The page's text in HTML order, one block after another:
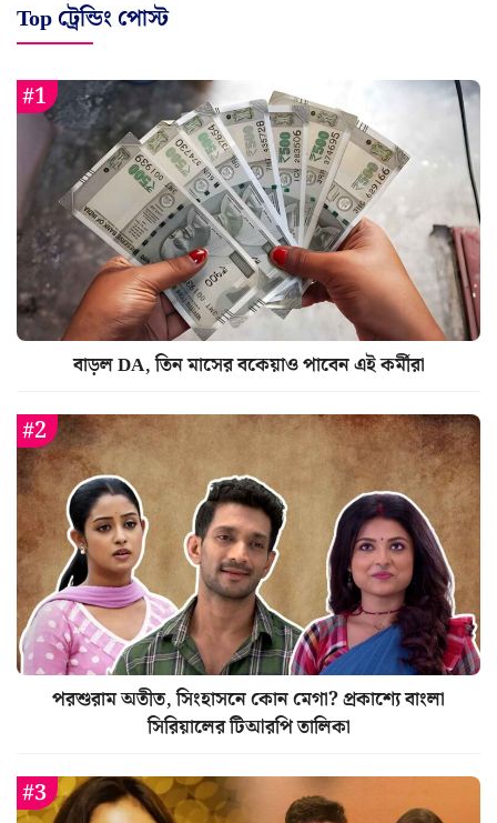
Top ট্রেন্ডিং পোস্ট
বাড়ল DA, তিন মাসের বকেয়াও পাবেন এই কর্মীরা
পরশুরাম অতীত, সিংহাসনে কোন মেগা? প্রকাশ্যে বাংলা
সিরিয়ালের টিআরপি তালিকা